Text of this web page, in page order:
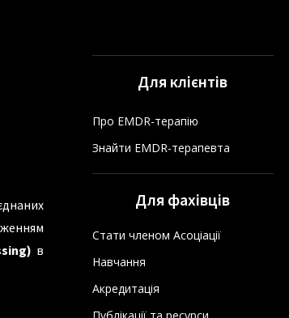
в
Для клієнтів
Про EMDR-терапію
Знайти EMDR-терапевта
Для фахівців
Стати членом Асоціації
Навчання
Акредитація